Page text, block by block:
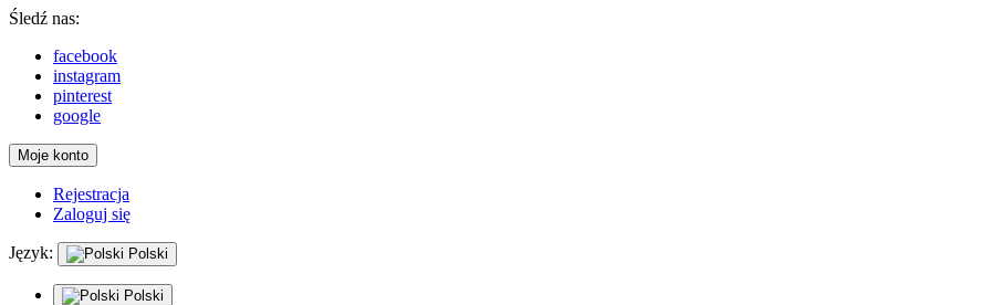
Śledź nas:
facebook
instagram
pinterest
google
Moje konto
Rejestracja
Zaloguj się
Język: Polski
Polski